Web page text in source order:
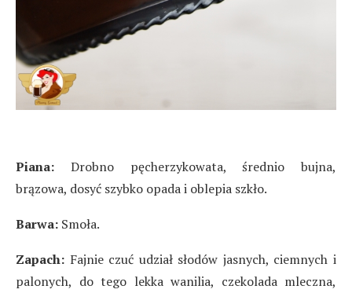
Piana: Drobno pęcherzykowata, średnio bujna,
brązowa, dosyć szybko opada i oblepia szkło.
Barwa: Smoła.
Zapach: Fajnie czuć udział słodów jasnych, ciemnych i
palonych, do tego lekka wanilia, czekolada mleczna,